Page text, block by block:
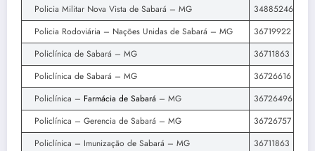
Policia Militar Nova Vista de Sabará – MG
34885246
Policia Rodoviária – Nações Unidas de Sabará – MG
36719922
Policlínica de Sabará – MG
36711863
Policlínica de Sabará – MG
36726616
Policlínica – Farmácia de Sabará – MG
36726496
Policlínica – Gerencia de Sabará – MG
36726757
Policlínica – Imunização de Sabará – MG
36711863